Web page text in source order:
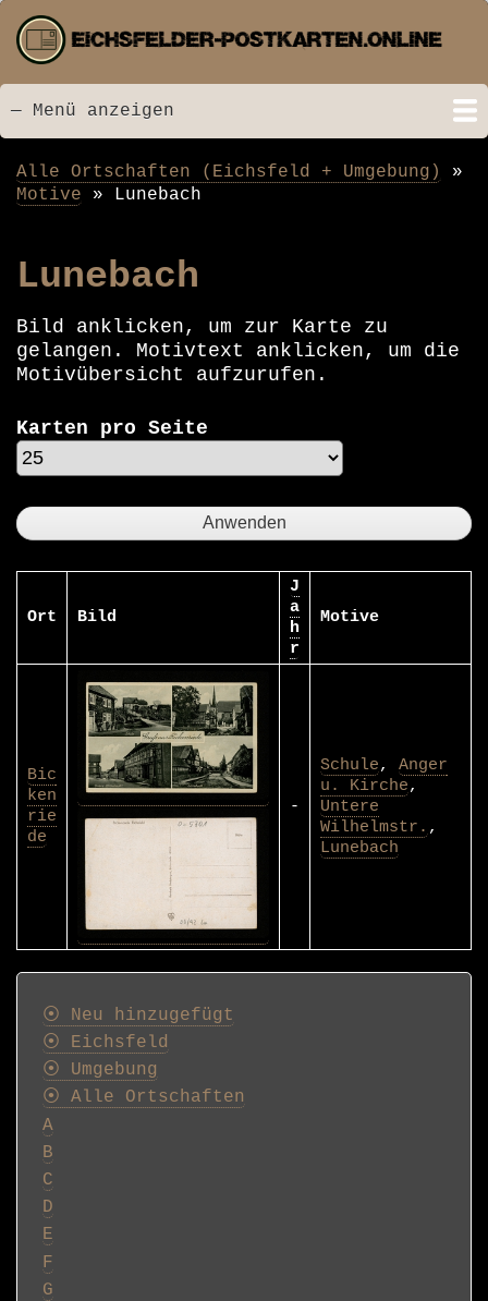
zum
Inhalt
Menü
— Menü anzeigen
Startseite
Neu hinzugefügt
Postkarten
Bildarchiv
Videos
Suche
Kontakt
Links
Spende
Pfadnavigation
Alle Ortschaften (Eichsfeld + Umgebung)
Motive
Lunebach
Lunebach
Bild anklicken, um zur Karte zu
gelangen. Motivtext anklicken, um die
Motivübersicht aufzurufen.
Karten pro Seite
Ort Bild
J
a
h
r
Motive
Bic
ken
rie
de
-
Schule, Anger
u. Kirche,
Untere
Wilhelmstr. ,
Lunebach
Postkarten
⦿ Neu hinzugefügt
⦿ Eichsfeld
⦿ Umgebung
⦿ Alle Ortschaften
A
B
C
D
E
F
G